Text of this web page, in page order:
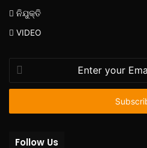
ନିଯୁକ୍ତି
VIDEO
your
Email
Follow Us